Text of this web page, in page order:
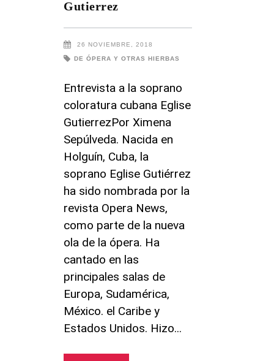
Gutierrez
26 NOVIEMBRE, 2018
DE ÓPERA Y OTRAS HIERBAS
Entrevista a la soprano
coloratura cubana Eglise
GutierrezPor Ximena
Sepúlveda. Nacida en
Holguín, Cuba, la
soprano Eglise Gutiérrez
ha sido nombrada por la
revista Opera News,
como parte de la nueva
ola de la ópera. Ha
cantado en las
principales salas de
Europa, Sudamérica,
México. el Caribe y
Estados Unidos. Hizo